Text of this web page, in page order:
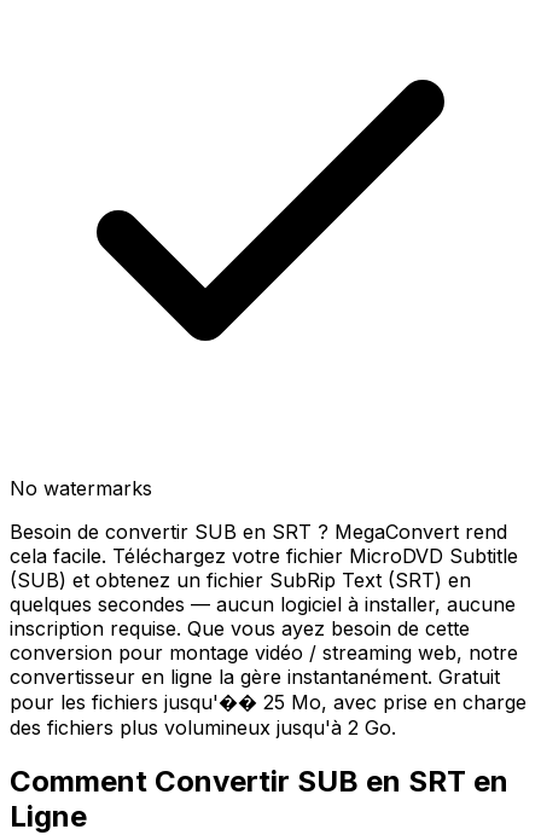
No watermarks
Besoin de convertir SUB en SRT ? MegaConvert rend
cela facile. Téléchargez votre fichier MicroDVD Subtitle
(SUB) et obtenez un fichier SubRip Text (SRT) en
quelques secondes — aucun logiciel à installer, aucune
inscription requise. Que vous ayez besoin de cette
conversion pour montage vidéo / streaming web, notre
convertisseur en ligne la gère instantanément. Gratuit
pour les fichiers jusqu'�� 25 Mo, avec prise en charge
des fichiers plus volumineux jusqu'à 2 Go.
Comment Convertir SUB en SRT en
Ligne